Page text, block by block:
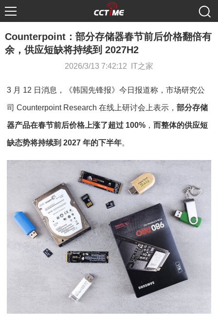
Counterpoint：部分存储器春节前后价格翻倍有
余，供应短缺将持续到 2027H2
2026/3/13 7:42:12 IT之家
3 月 12 日消息，《韩国先锋报》今日报道称，市场研究公
司 Counterpoint Research 在线上研讨会上表示， 部分存储
器产品在春节前后价格上涨了超过 100% ， 而整体的供应短
缺态势将持续到 2027 年的下半年。